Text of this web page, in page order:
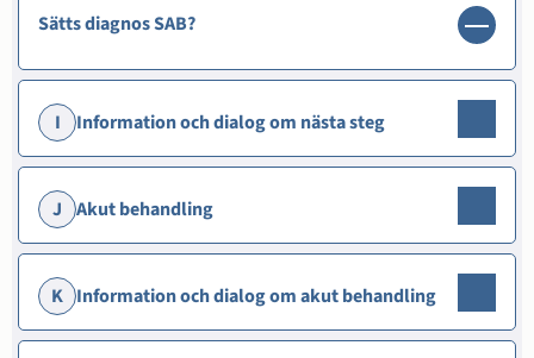
Sätts diagnos SAB?
I Information och dialog om nästa steg
J Akut behandling
K Information och dialog om akut behandling